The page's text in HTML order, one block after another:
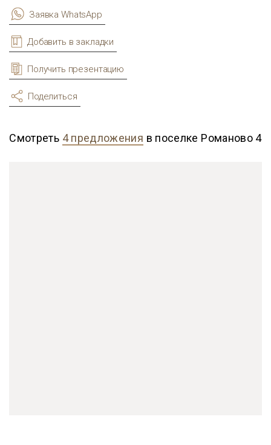
Заявка WhatsApp
Добавить в закладки
Получить презентацию
Поделиться
Смотреть 4 предложения в поселке Романово 4